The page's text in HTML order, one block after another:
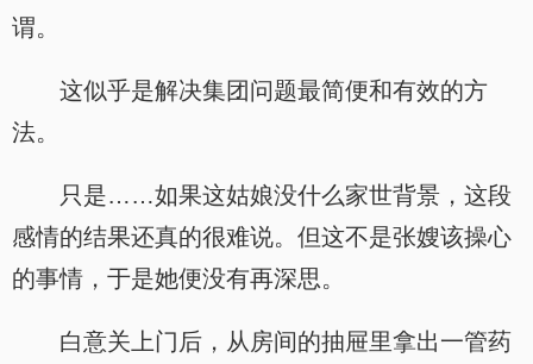
谓。
这似乎是解决集团问题最简便和有效的方
法。
只是……如果这姑娘没什么家世背景，这段
感情的结果还真的很难说。但这不是张嫂该操心
的事情，于是她便没有再深思。
白意关上门后，从房间的抽屉里拿出一管药